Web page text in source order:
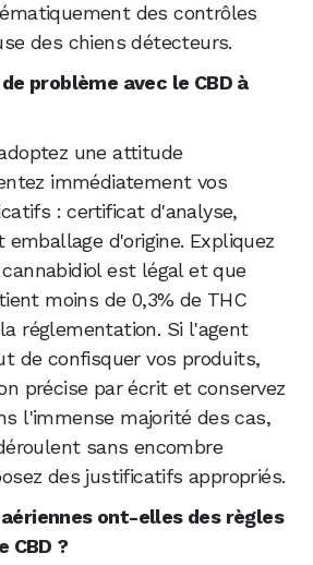
des contrôles
des chiens détecteurs.
problème avec le CBD à
une attitude
immédiatement vos
: certificat d'analyse,
d'origine. Expliquez
est légal et que
moins de 0,3% de THC
réglementation. Si l'agent
de confisquer vos produits,
précise par écrit et conservez
l'immense majorité des cas,
sans encombre
des justificatifs appropriés.
ont-elles des règles
CBD ?